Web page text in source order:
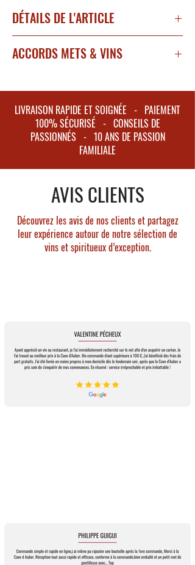
DÉTAILS DE L'ARTICLE
Appellation : Beaune 1er Cru
Superficie moyenne : 3,80 hectares
Couleur : Robe rubis brillant
Nez : Parfums de rose, d'arômes de fruits
structure tannique puissante
Finale : belle persistance en bouche avec de
l'élégance en fin de bouche
Grand potentiel de garde
ACCORDS METS & VINS
rôties en sauce, et les fromages affinés.
LIVRAISON RAPIDE ET SOIGNÉE - PAIEMENT
100% SÉCURISÉ - CONSEILS DE
PASSIONNÉS - 10 ANS DE PASSION
FAMILIALE
AVIS CLIENTS
Découvrez les avis de nos clients et partagez
leur expérience autour de notre sélection de
vins et spiritueux d’exception.